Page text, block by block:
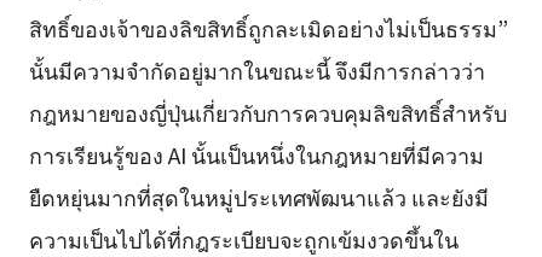
สิทธิ์ของเจ้าของลิขสิทธิ์ถูกละเมิดอย่างไม่เป็นธรรม”
นั้นมีความจำกัดอยู่มากในขณะนี้ จึงมีการกล่าวว่า
กฎหมายของญี่ปุ่นเกี่ยวกับการควบคุมลิขสิทธิ์สำหรับ
การเรียนรู้ของ AI นั้นเป็นหนึ่งในกฎหมายที่มีความ
ยืดหยุ่นมากที่สุดในหมู่ประเทศพัฒนาแล้ว และยังมี
ความเป็นไปได้ที่กฎระเบียบจะถูกเข้มงวดขึ้นใน